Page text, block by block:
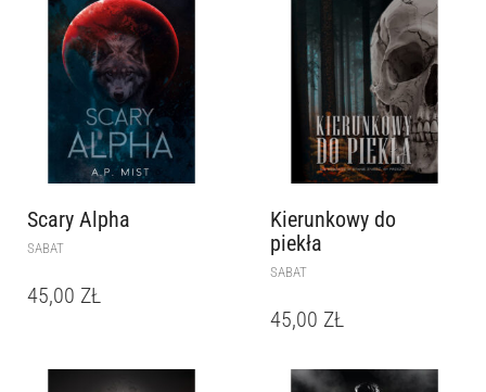
Scary Alpha
SABAT
45,00 ZŁ
Kierunkowy do
piekła
SABAT
45,00 ZŁ